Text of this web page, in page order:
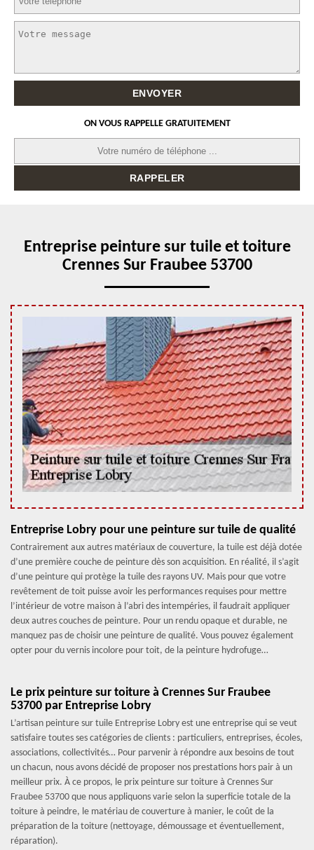
ON VOUS RAPPELLE GRATUITEMENT
Entreprise peinture sur tuile et toiture
Crennes Sur Fraubee 53700
Entreprise Lobry pour une peinture sur tuile de qualité
Contrairement aux autres matériaux de couverture, la tuile est déjà dotée
d’une première couche de peinture dès son acquisition. En réalité, il s’agit
d’une peinture qui protège la tuile des rayons UV. Mais pour que votre
revêtement de toit puisse avoir les performances requises pour mettre
l’intérieur de votre maison à l’abri des intempéries, il faudrait appliquer
deux autres couches de peinture. Pour un rendu opaque et durable, ne
manquez pas de choisir une peinture de qualité. Vous pouvez également
opter pour du vernis incolore pour toit, de la peinture hydrofuge…
Le prix peinture sur toiture à Crennes Sur Fraubee
53700 par Entreprise Lobry
L’artisan peinture sur tuile Entreprise Lobry est une entreprise qui se veut
satisfaire toutes ses catégories de clients : particuliers, entreprises, écoles,
associations, collectivités… Pour parvenir à répondre aux besoins de tout
un chacun, nous avons décidé de proposer nos prestations hors pair à un
meilleur prix. À ce propos, le prix peinture sur toiture à Crennes Sur
Fraubee 53700 que nous appliquons varie selon la superficie totale de la
toiture à peindre, le matériau de couverture à manier, le coût de la
préparation de la toiture (nettoyage, démoussage et éventuellement,
réparation).